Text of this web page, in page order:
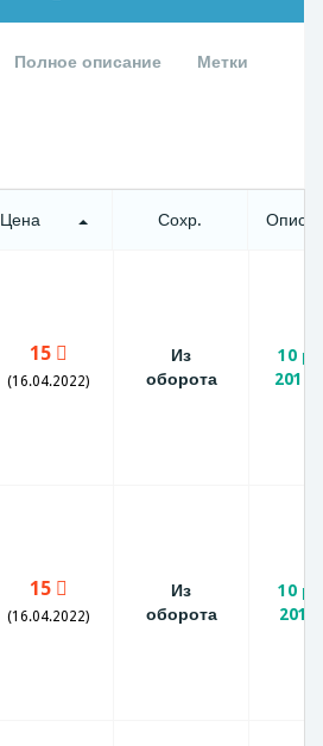
Полное описание Метки
Цена Сохр.
15
(16.04.2022)
Из
оборота
10
2010
15
(16.04.2022)
Из
оборота
10